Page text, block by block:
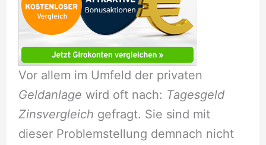
Vor allem im Umfeld der privaten
Geldanlage wird oft nach: Tagesgeld
Zinsvergleich gefragt. Sie sind mit
dieser Problemstellung demnach nicht